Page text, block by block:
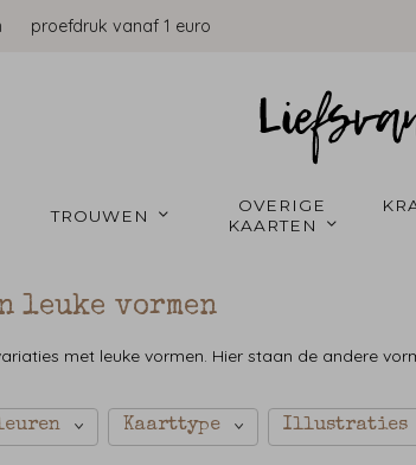
proefdruk vanaf 1 euro
TROUWEN
OVERIGE
KAARTEN
leuke vormen
met leuke vormen. Hier staan de andere
Kaarttype Illustraties